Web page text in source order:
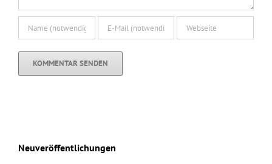
Neuveröffentlichungen